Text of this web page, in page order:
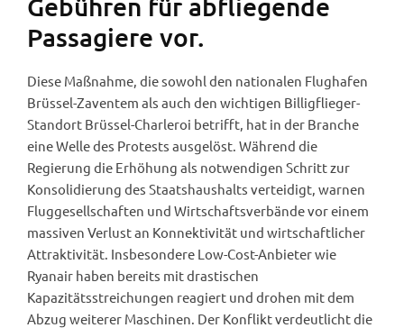
Gebühren für abfliegende
Passagiere vor.
Diese Maßnahme, die sowohl den nationalen Flughafen
Brüssel-Zaventem als auch den wichtigen Billigflieger-
Standort Brüssel-Charleroi betrifft, hat in der Branche
eine Welle des Protests ausgelöst. Während die
Regierung die Erhöhung als notwendigen Schritt zur
Konsolidierung des Staatshaushalts verteidigt, warnen
Fluggesellschaften und Wirtschaftsverbände vor einem
massiven Verlust an Konnektivität und wirtschaftlicher
Attraktivität. Insbesondere Low-Cost-Anbieter wie
Ryanair haben bereits mit drastischen
Kapazitätsstreichungen reagiert und drohen mit dem
Abzug weiterer Maschinen. Der Konflikt verdeutlicht die